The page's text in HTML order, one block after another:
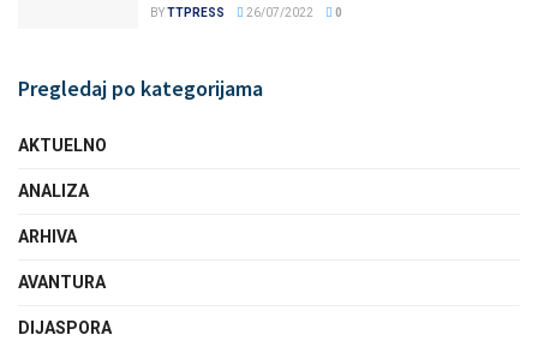
BYTTPRESS 26/07/2022 0
Pregledaj po kategorijama
AKTUELNO
ANALIZA
ARHIVA
AVANTURA
DIJASPORA